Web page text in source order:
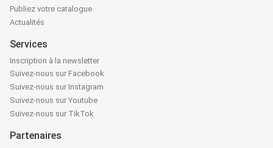
Publiez votre catalogue
Actualités
Services
Inscription à la newsletter
Suivez-nous sur Facebook
Suivez-nous sur Instagram
Suivez-nous sur Youtube
Suivez-nous sur TikTok
Partenaires